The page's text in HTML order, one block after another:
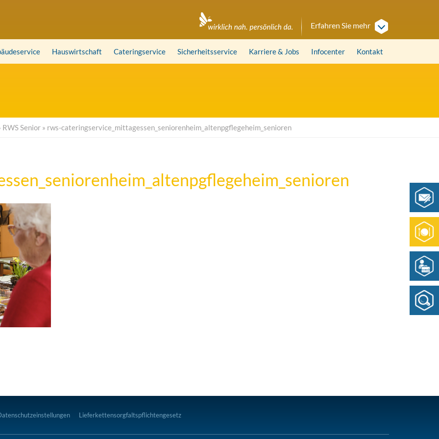
Erfahren Sie mehr
Hauswirtschaft Cateringservice Sicherheitsservice Karriere& Jobs Infocenter Kontakt
RWS Senior » rws-cateringservice_mittagessen_seniorenheim_altenpgflegeheim_senioren
Lieferkettensorgfaltspflichtengesetz